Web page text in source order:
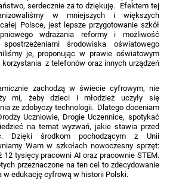
serdecznie za to dziękuję. Efektem tej
w mniejszych i większych
Polsce, jest lepsze przygotowanie szkół
wdrażania reformy i możliwość
środowiska oświatowego
je, proponując w prawie oświatowym
korzystania z telefonów oraz innych urządzeń
zachodzą w świecie cyfrowym, nie
mi, żeby dzieci i młodzież uczyły się
ze zdobyczy technologii. Dlatego doceniam
Uczniowie, Drogie Uczennice, spotykać
na temat wyzwań, jakie stawia przed
Dzięki środkom pochodzącym z Unii
Wam w szkołach nowoczesny sprzęt:
12 tysięcy pracowni AI oraz pracownie STEM.
przeznaczone na ten cel to zdecydowanie
w edukację cyfrową w historii Polski.